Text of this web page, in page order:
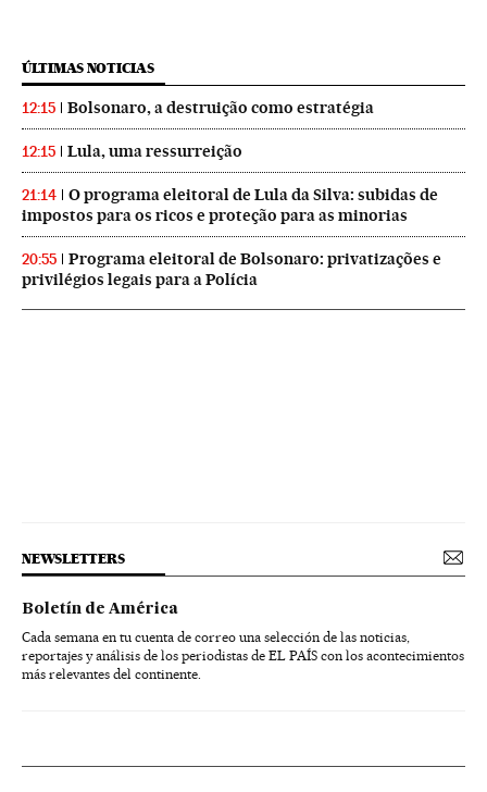
ÚLTIMAS NOTICIAS
12:15 Bolsonaro, a destruição como estratégia
12:15 Lula, uma ressurreição
21:14
O programa eleitoral de Lula da Silva: subidas de
impostos para os ricos e proteção para as minorias
20:55
Programa eleitoral de Bolsonaro: privatizações e
privilégios legais para a Polícia
NEWSLETTERS
Boletín de América
Cada semana en tu cuenta de correo una selección de las noticias,
reportajes y análisis de los periodistas de EL PAÍS con los acontecimientos
más relevantes del continente.